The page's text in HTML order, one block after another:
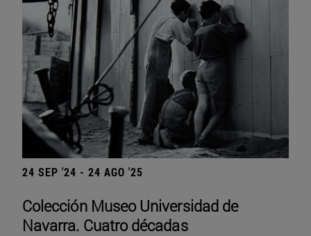
24 SEP '24 - 24 AGO '25
Colección Museo Universidad de
Navarra. Cuatro décadas